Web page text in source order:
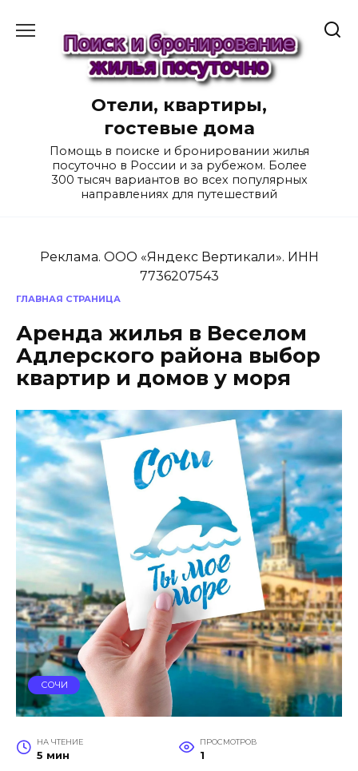
содержанию
Отели, квартиры,
гостевые дома
Помощь в поиске и бронировании жилья
посуточно в России и за рубежом. Более
300 тысяч вариантов во всех популярных
направлениях для путешествий
Реклама. ООО «Яндекс Вертикали». ИНН
7736207543
ГЛАВНАЯ СТРАНИЦА
Аренда жилья в Веселом
Адлерского района выбор
квартир и домов у моря
СОЧИ
НА ЧТЕНИЕ
5 мин
ПРОСМОТРОВ
1